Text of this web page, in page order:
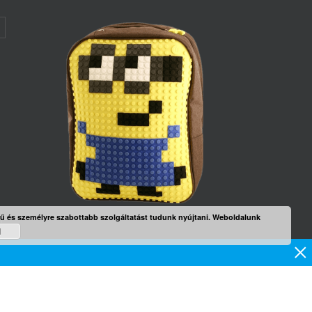
×
és személyre szabottabb szolgáltatást tudunk nyújtani. Weboldalunk